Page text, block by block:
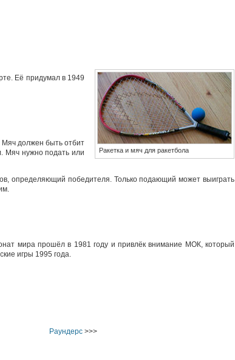
Ракетка и мяч для ракетбола
Её придумал в 1949
Мяч должен быть отбит
Мяч нужно подать или
определяющий победителя. Только подающий может выиграть
мира прошёл в 1981 году и привлёк внимание МОК, который
игры 1995 года.
Раундерс>>>